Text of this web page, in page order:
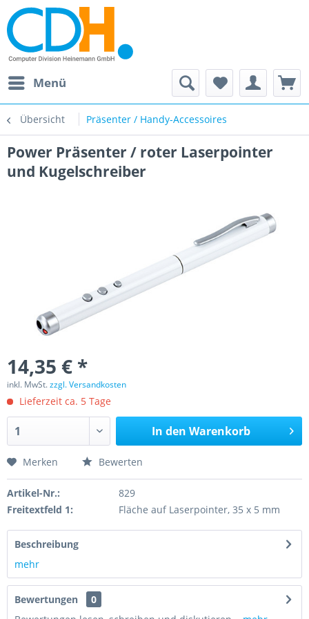
Menü
Übersicht Präsenter / Handy-Accessoires
Power Präsenter / roter Laserpointer
und Kugelschreiber
14,35 € *
inkl. MwSt.zzgl. Versandkosten
Lieferzeit ca. 5 Tage
In den Warenkorb
Merken Bewerten
Artikel-Nr.:
829
Freitextfeld 1:
Fläche auf Laserpointer, 35 x 5 mm
Beschreibung
mehr
Bewertungen
0